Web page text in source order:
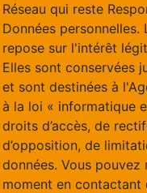
Réseau qui reste
Données
repose sur l'intérêt
Elles sont conservées
et sont destinées à
à la loi « informatique
droits d’accès, de
d’opposition, de
données. Vous
moment en contactant